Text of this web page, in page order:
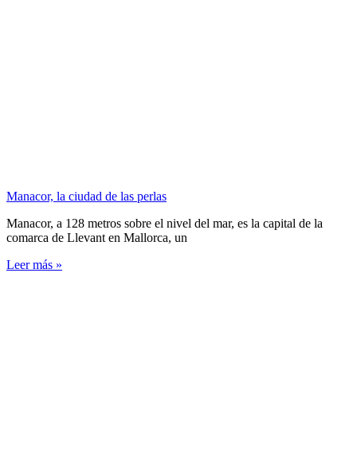
Manacor, la ciudad de las perlas
Manacor, a 128 metros sobre el nivel del mar, es la capital de la
comarca de Llevant en Mallorca, un
Leer más »